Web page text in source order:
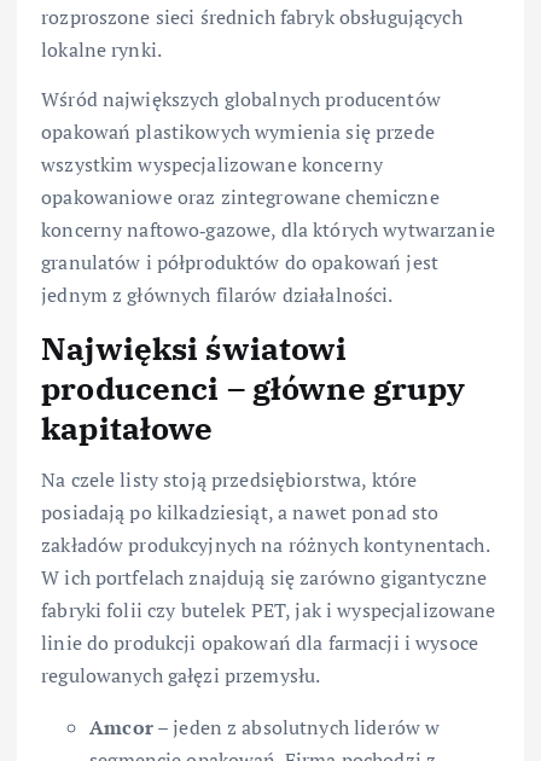
rozproszone sieci średnich fabryk obsługujących
lokalne rynki.
Wśród największych globalnych producentów
opakowań plastikowych wymienia się przede
wszystkim wyspecjalizowane koncerny
opakowaniowe oraz zintegrowane chemiczne
koncerny naftowo‑gazowe, dla których wytwarzanie
granulatów i półproduktów do opakowań jest
jednym z głównych filarów działalności.
Najwięksi światowi
producenci – główne grupy
kapitałowe
Na czele listy stoją przedsiębiorstwa, które
posiadają po kilkadziesiąt, a nawet ponad sto
zakładów produkcyjnych na różnych kontynentach.
W ich portfelach znajdują się zarówno gigantyczne
fabryki folii czy butelek PET, jak i wyspecjalizowane
linie do produkcji opakowań dla farmacji i wysoce
regulowanych gałęzi przemysłu.
Amcor– jeden z absolutnych liderów w